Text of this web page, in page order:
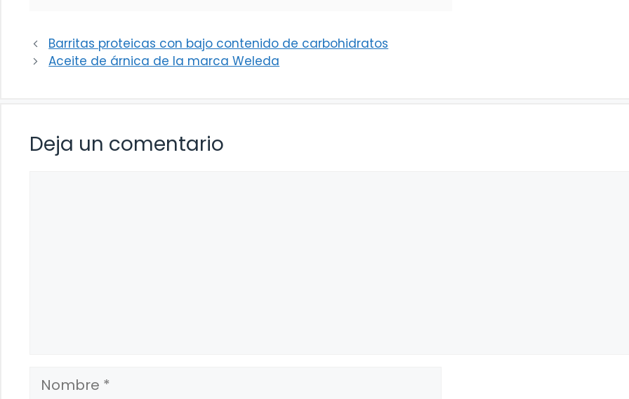
Barritas proteicas con bajo contenido de carbohidratos
Aceite de árnica de la marca Weleda
Deja un comentario
Nombre